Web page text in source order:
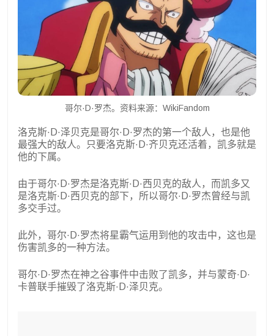
哥尔·D·罗杰。资料来源：WikiFandom
洛克斯·D·泽贝克是哥尔·D·罗杰的第一个敌人，也是他
最强大的敌人。只要洛克斯·D·齐贝克还活着，凯多就是
他的下属。
由于哥尔·D·罗杰是洛克斯·D·西贝克的敌人，而凯多又
是洛克斯·D·西贝克的部下，所以哥尔·D·罗杰曾经与凯
多交手过。
此外，哥尔·D·罗杰将星霸气运用到他的攻击中，这也是
伤害凯多的一种方法。
哥尔·D·罗杰在神之谷事件中击败了凯多，并与蒙奇·D·
卡普联手摧毁了洛克斯·D·泽贝克。